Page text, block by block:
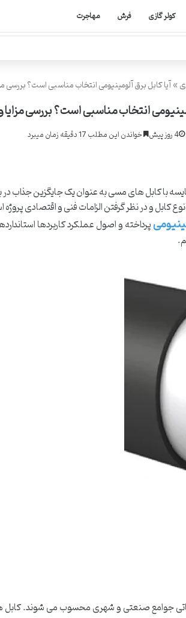
کولر گازی فرش مهاجرت
»آیا کابل برق آلومینیومی انتخاب مناسبی است؟ بررسی
انتخاب مناسبی است؟ بررسی
4 روز پیش خواندن این مطلب 17 دقیقه زمان میبرد
با کابل های مسی به عنوان یک جایگزین جذاب
کابل و در نظر گرفتن الزامات فنی و اقتصادی
پرداخته و اصول عملکرد کاربردها
جوامع صنعتی و شهری محسوب می شوند.